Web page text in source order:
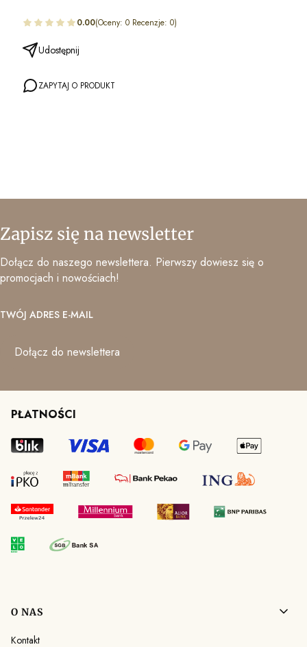
0.00(Oceny: 0 Recenzje: 0)
Udostępnij
ZAPYTAJ O PRODUKT
Zapisz się na newsletter
Dołącz do naszego newslettera. Pierwszy dowiesz się o
promocjach i nowościach!
TWÓJ ADRES E-MAIL
Dołącz do newslettera
PŁATNOŚCI
Linki w stopce
O NAS
Kontakt